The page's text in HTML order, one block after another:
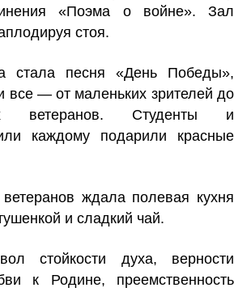
«Поэма о войне». Зал
стоя.
стала песня «День Победы»,
все — от маленьких зрителей до
ветеранов. Студенты и
каждому подарили красные
ждала полевая кухня
и сладкий чай.
стойкости духа, верности
к Родине, преемственность